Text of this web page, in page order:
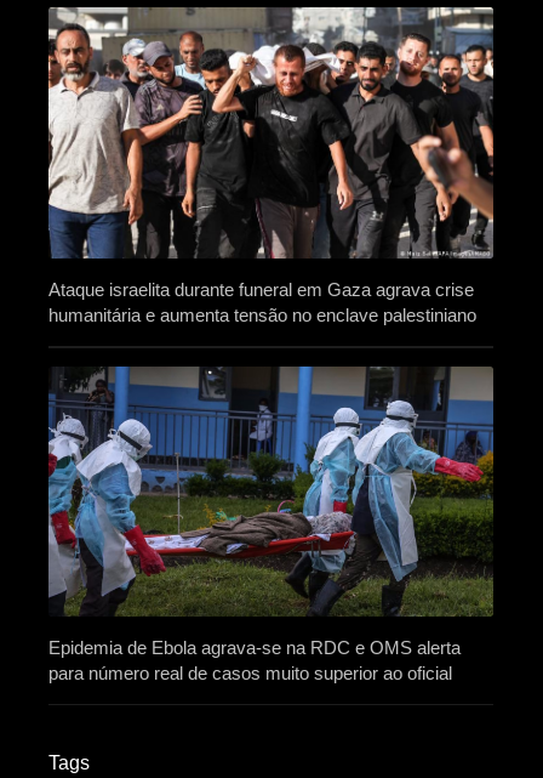
Ataque israelita durante funeral em Gaza agrava crise
humanitária e aumenta tensão no enclave palestiniano
Epidemia de Ebola agrava-se na RDC e OMS alerta
para número real de casos muito superior ao oficial
Tags